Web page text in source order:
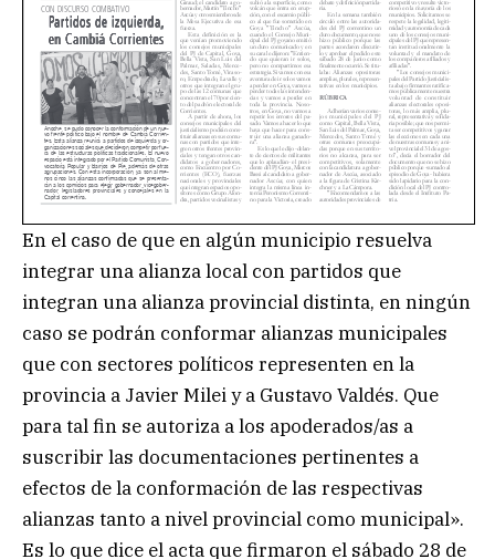
En el caso de que en algún municipio resuelva
integrar una alianza local con partidos que
integran una alianza provincial distinta, en ningún
caso se podrán conformar alianzas municipales
que con sectores políticos representen en la
provincia a Javier Milei y a Gustavo Valdés. Que
para tal fin se autoriza a los apoderados/as a
suscribir las documentaciones pertinentes a
efectos de la conformación de las respectivas
alianzas tanto a nivel provincial como municipal».
Es lo que dice el acta que firmaron el sábado 28 de